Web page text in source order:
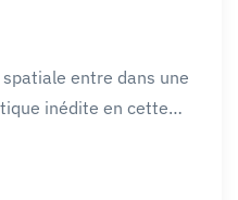
entre dans une
inédite en cette…